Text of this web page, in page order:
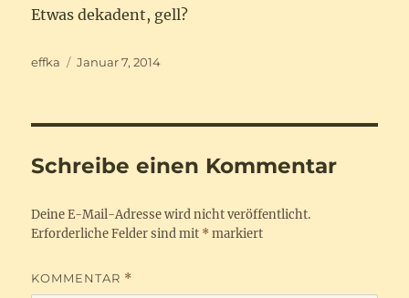
Etwas dekadent, gell?
Autor
effka
Veröffentlicht
Januar 7, 2014
Schreibe einen Kommentar
Deine E-Mail-Adresse wird nicht veröffentlicht.
Erforderliche Felder sind mit * markiert
KOMMENTAR *